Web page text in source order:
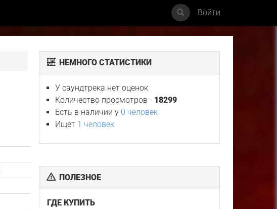
Войти
НЕМНОГО СТАТИСТИКИ
У саундтрека нет оценок
Количество просмотров - 18299
Есть в наличии у 0 человек
Ищет 1 человек
ПОЛЕЗНОЕ
ГДЕ КУПИТЬ